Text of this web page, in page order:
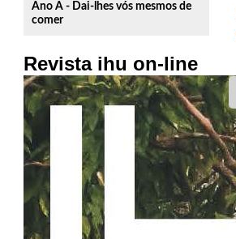
Ano A - Dai-lhes vós mesmos de
comer
Revista ihu on-line